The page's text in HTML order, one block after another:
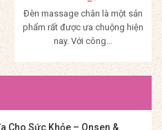
Đèn massage chân là một sản
phẩm rất được ưa chuộng hiện
nay. Với công...
Mua Hàng
Cho Sức Khỏe – Onsen &